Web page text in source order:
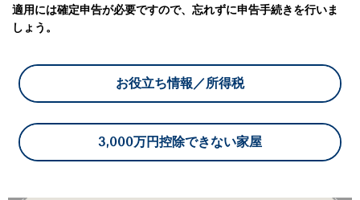
適用には確定申告が必要ですので、忘れずに申告手続きを行いま
しょう。
お役立ち情報／所得税
3,000万円控除できない家屋